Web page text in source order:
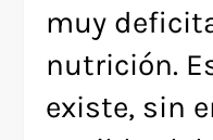
muy
nutrición.
existe, sin